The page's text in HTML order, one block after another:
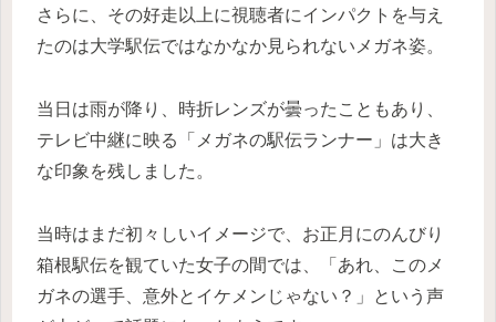
さらに、その好走以上に視聴者にインパクトを与え
たのは大学駅伝ではなかなか見られないメガネ姿。
当日は雨が降り、時折レンズが曇ったこともあり、
テレビ中継に映る「メガネの駅伝ランナー」は大き
な印象を残しました。
当時はまだ初々しいイメージで、お正月にのんびり
箱根駅伝を観ていた女子の間では、「あれ、このメ
ガネの選手、意外とイケメンじゃない？」という声